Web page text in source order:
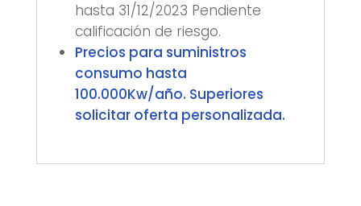
hasta 31/12/2023 Pendiente
calificación de riesgo.
Precios para suministros
consumo hasta
100.000Kw/año. Superiores
solicitar oferta personalizada.